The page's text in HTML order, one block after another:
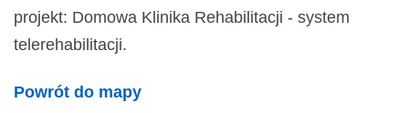
projekt: Domowa Klinika Rehabilitacji - system
telerehabilitacji.
Powrót do mapy